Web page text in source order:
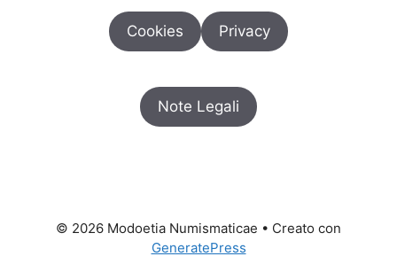
Cookies Privacy
Note Legali
© 2026 Modoetia Numismaticae • Creato con
GeneratePress